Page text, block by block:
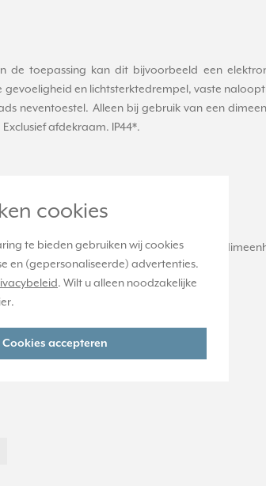
cookies
te bieden gebruiken wij cookies
en (gepersonaliseerde) advertenties.
. Wilt u alleen noodzakelijke
.
Cookies accepteren
de toepassing kan dit bijvoorbeeld een
en lichtsterktedrempel, vaste
neventoestel. Alleen bij gebruik van een
afdekraam. IP44*.
bewaren kan ook alleen via een
voor buiten.